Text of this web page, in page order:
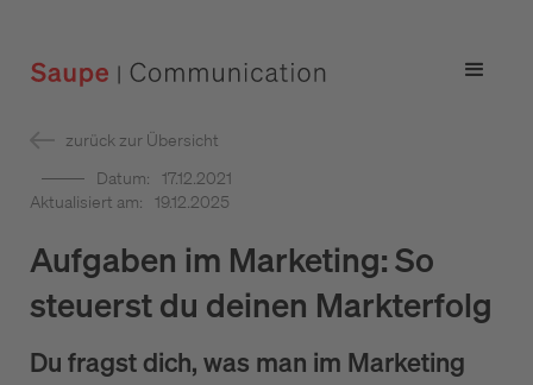
zurück zur Übersicht
Datum: 17.12.2021
Aktualisiert am: 19.12.2025
Aufgaben im Marketing: So
steuerst du deinen Markterfolg
Du fragst dich, was man im Marketing